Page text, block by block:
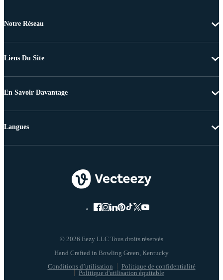
Notre Réseau
Liens Du Site
En Savoir Davantage
© 2026 Eezy LLC Tous droits réservés
Conditions d’utilisation
Politique de confidentialité
Politique d'utilisation équitable
Langues